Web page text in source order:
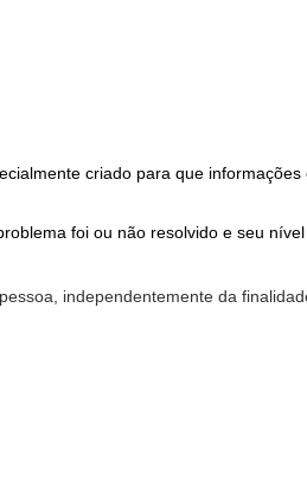
criado para que
foi ou não resolvido e seu
independentemente da